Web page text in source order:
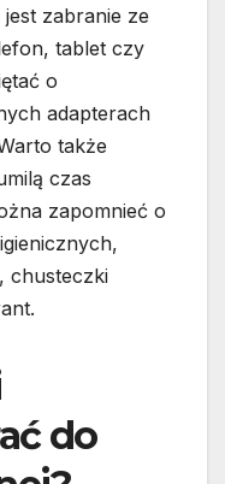
zabranie ze
tablet czy
o
adapterach
także
czas
zapomnieć o
chusteczki
do